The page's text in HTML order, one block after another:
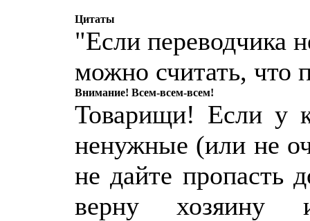
Цитаты
"Если переводчика
можно считать,
Внимание! Всем-всем-всем!
Товарищи! Если у
ненужные (или не
не дайте пропасть
верну хозяину